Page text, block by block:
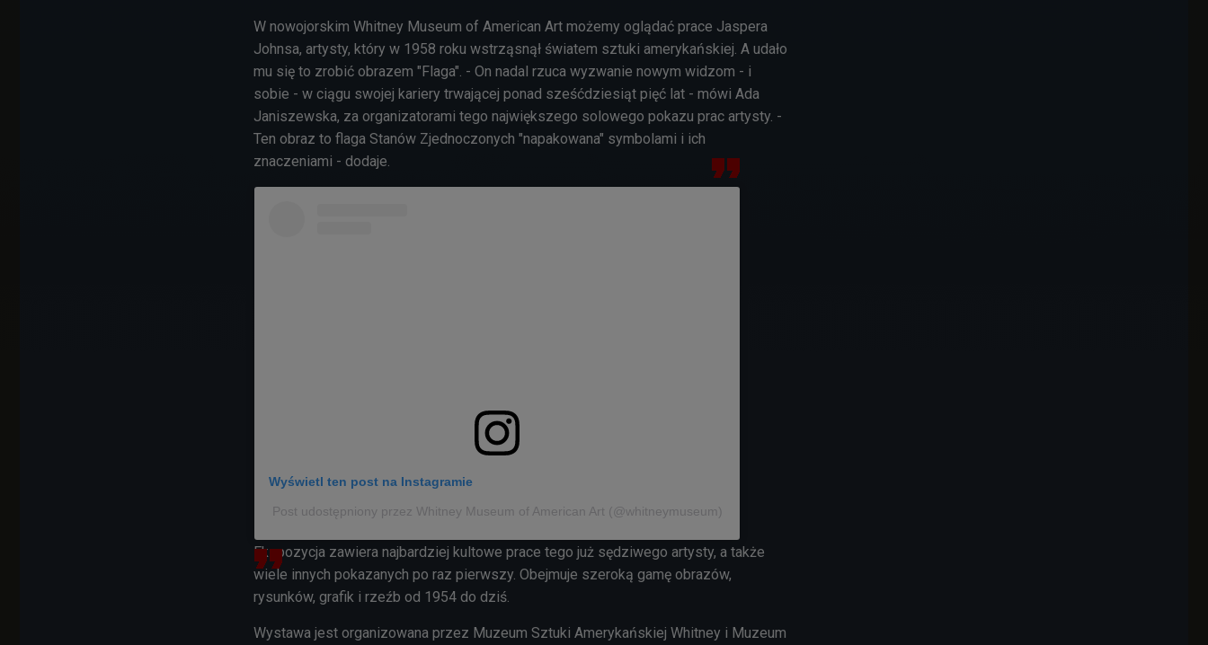
W nowojorskim Whitney Museum of American Art możemy oglądać prace Jaspera
Johnsa, artysty, który w 1958 roku wstrząsnął światem sztuki amerykańskiej. A udało
mu się to zrobić obrazem "Flaga". - On nadal rzuca wyzwanie nowym widzom - i
sobie - w ciągu swojej kariery trwającej ponad sześćdziesiąt pięć lat - mówi Ada
Janiszewska, za organizatorami tego największego solowego pokazu prac artysty. -
Ten obraz to flaga Stanów Zjednoczonych "napakowana" symbolami i ich
znaczeniami - dodaje.
Wyświetl ten post na Instagramie
Post udostępniony przez Whitney Museum of American Art (@whitneymuseum)
Ekspozycja zawiera najbardziej kultowe prace tego już sędziwego artysty, a także
wiele innych pokazanych po raz pierwszy. Obejmuje szeroką gamę obrazów,
rysunków, grafik i rzeźb od 1954 do dziś.
Wystawa jest organizowana przez Muzeum Sztuki Amerykańskiej Whitney i Muzeum